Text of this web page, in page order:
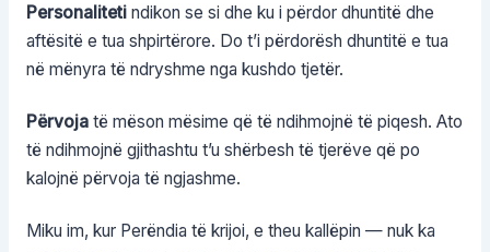
Personalitetindikon se si dhe ku i përdor dhuntitë dhe
aftësitë e tua shpirtërore. Do t’i përdorësh dhuntitë e tua
në mënyra të ndryshme nga kushdo tjetër.
Përvojatë mëson mësime që të ndihmojnë të piqesh. Ato
të ndihmojnë gjithashtu t’u shërbesh të tjerëve që po
kalojnë përvoja të ngjashme.
Miku im, kur Perëndia të krijoi, e theu kallëpin — nuk ka